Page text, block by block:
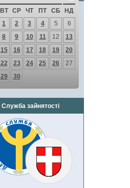
ВТ СР ЧТ ПТ СБ
НД
1
2 3 4 5
6
8 9 10 11 12
13
15 16 17 18 19
20
22 23 24 25 26
27
29 30
Служба зайнятості